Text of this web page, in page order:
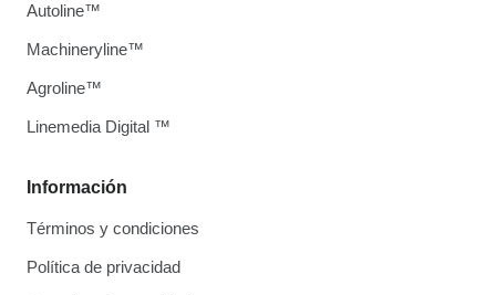
Información
Términos y condiciones
Política de privacidad
Autoline™
Machineryline™
Agroline™
Linemedia Digital ™